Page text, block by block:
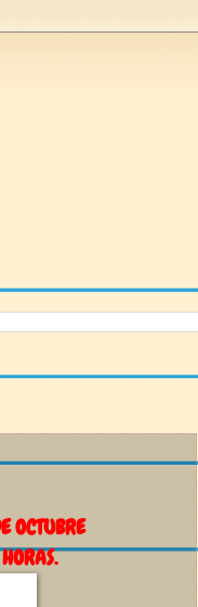
OCTUBRE